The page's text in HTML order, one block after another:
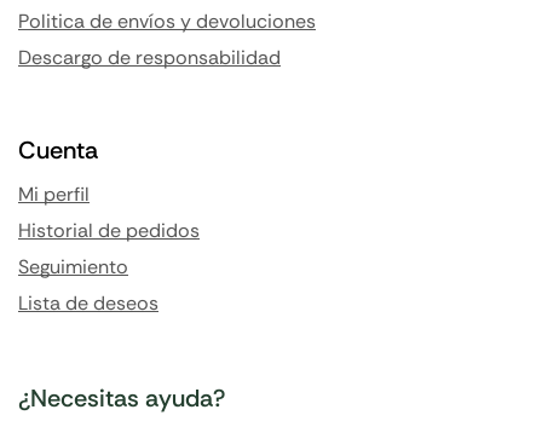
Politica de envíos y devoluciones
Descargo de responsabilidad
Cuenta
Mi perfil
Historial de pedidos
Seguimiento
Lista de deseos
¿Necesitas ayuda?